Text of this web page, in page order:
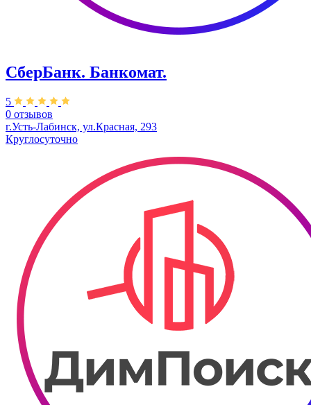
СберБанк. Банкомат.
5
0 отзывов
г.Усть-Лабинск, ул.​Красная, 293
Круглосуточно